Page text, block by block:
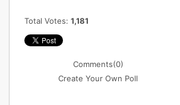
Total Votes: 1,181
Comments(0)
Create Your Own Poll